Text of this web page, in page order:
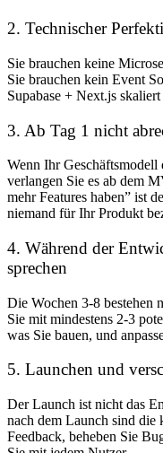
2. Technischer
Sie brauchen keine
Sie brauchen kein Event
Supabase + Next.js
3. Ab Tag 1 nicht
Wenn Ihr Geschäftsmodell
verlangen Sie es ab dem
mehr Features haben” ist
niemand für Ihr Produkt
4. Während der
sprechen
Die Wochen 3-8 bestehen
Sie mit mindestens 2-3
was Sie bauen, und
5. Launchen und
Der Launch ist nicht das
nach dem Launch sind die
Feedback, beheben Sie